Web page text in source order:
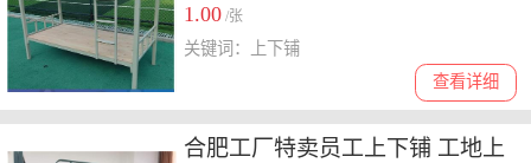
1.00 /张
查看详细
关键词：上下铺
合肥工厂特卖员工上下铺 工地上